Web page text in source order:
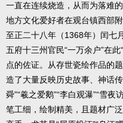
一直在连续烧造，从而为落难
地方文化爱好者在观台镇西部
至正二十八年（1368年）闰七
五府十三州官民“一万余户”在
点的佐证。从存世瓷绘作品的
造了大量反映历史故事、神话
舜”“羲之爱鹅”“李白观瀑”“雪夜
笔工细，绘制精美，且题材广